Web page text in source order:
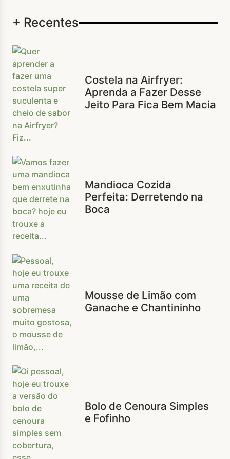
+ Recentes
Costela na Airfryer:
Aprenda a Fazer Desse
Jeito Para Fica Bem Macia
Mandioca Cozida
Perfeita: Derretendo na
Boca
Mousse de Limão com
Ganache e Chantininho
Bolo de Cenoura Simples
e Fofinho